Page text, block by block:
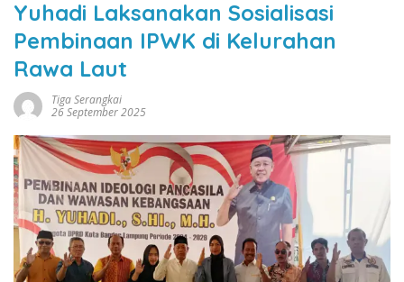
Yuhadi Laksanakan Sosialisasi
Pembinaan IPWK di Kelurahan
Rawa Laut
Tiga Serangkai
26 September 2025